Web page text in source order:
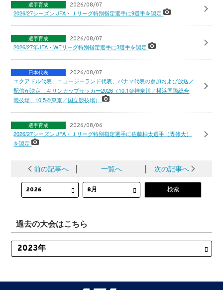
選手育成 2026/08/07
2026/27シーズン JFA・Ｊリーグ特別指定選手に9選手を認定
選手育成 2026/08/07
2026/27年JFA・WEリーグ特別指定選手に3選手を認定
日本代表 2026/08/07
エクアドル代表、ニュージーランド代表、パナマ代表の参加および放送／
配信が決定 キリンカップサッカー2026（10.1＠神奈川／横浜国際総合
競技場、10.5＠東京／国立競技場）
選手育成 2026/08/06
2026/27シーズン JFA・Ｊリーグ特別指定選手に佐藤柚太選手（専修大）
を認定
前の記事へ │ 一覧へ │ 次の記事へ
過去の大会はこちら